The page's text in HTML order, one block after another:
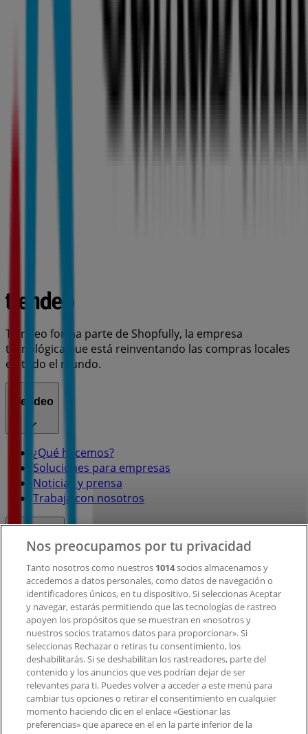
Tiendeo forma parte de Shopfully, la empresa
tecnológica que está reinventando las compras locales
en todo el mundo.
Tiendeo
¿Qué hacemos?
Soluciones para empresas
Noticias y prensa
Trabaja con nosotros
Contacto comercial y de marketing
Tienda mal colocada en el mapa
Notificar un folleto
¿Encontraste un problema en la web o en la
aplicación?
Índices
Nos preocupamos por tu privacidad
Tanto nosotros como nuestros 1014socios almacenamos y
accedemos a datos personales, como datos de navegación o
identificadores únicos, en tu dispositivo. Si seleccionas Aceptar
y navegar, estarás permitiendo que las tecnologías de rastreo
apoyen los propósitos que se muestran en «nosotros y
nuestros socios tratamos datos para proporcionar». Si
seleccionas Rechazar o retiras tu consentimiento, los
deshabilitarás. Si se deshabilitan los rastreadores, parte del
contenido y los anuncios que ves podrían dejar de ser
relevantes para ti. Puedes volver a acceder a este menú para
cambiar tus opciones o retirar el consentimiento en cualquier
momento haciendo clic en el enlace «Gestionar las
preferencias» que aparece en el en la parte inferior de la